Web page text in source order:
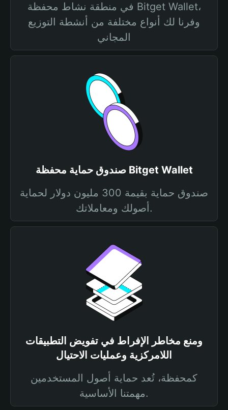
في منطقة نشاط محفظة Bitget Wallet،
وفرنا لك أنواع مختلفة من أنشطة التوزيع
المجاني
صندوق حماية محفظة Bitget Wallet
صندوق حماية بقيمة 300 مليون دولار لحماية
أصولك ومعاملاتك.
ومنع مخاطر الإفراط في تفويض التطبيقات
اللامركزية وعمليات الاحتيال
كمحفظة، تُعد حماية أصول المستخدمين
مهمتنا الأساسية.